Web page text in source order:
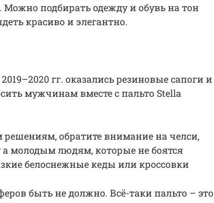
подбирать одежду и обувь на тон
красиво и элегантно.
гг. оказались резиновые сапоги и
мужчинам вместе с пальто Stella
обратите внимание на челси,
а молодым людям, которые не боятся
белоснежные кеды или кроссовки
быть не должно. Всё-таки пальто – это